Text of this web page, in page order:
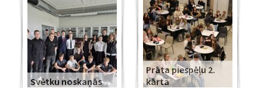
Svētku noskaņās
Prāta piespēļu 2.
kārta